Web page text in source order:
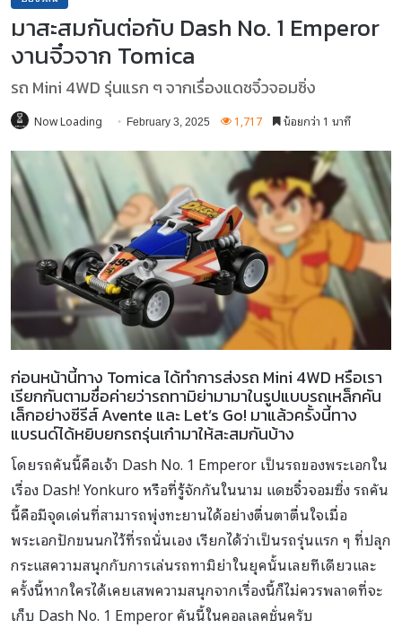
มาสะสมกันต่อกับ Dash No. 1 Emperor
งานจิ๋วจาก Tomica
รถ Mini 4WD รุ่นแรก ๆ จากเรื่องแดชจิ๋วจอมซิ่ง
Now Loading February 3, 2025 1,717 น้อยกว่า 1 นาที
ก่อนหน้านี้ทาง Tomica ได้ทำการส่งรถ Mini 4WD หรือเรา
เรียกกันตามชื่อค่ายว่ารถทามิย่ามามาในรูปแบบรถเหล็กคัน
เล็กอย่างซีรีส์ Avente และ Let’s Go! มาแล้วครั้งนี้ทาง
แบรนด์ได้หยิบยกรถรุ่นเก๋ามาให้สะสมกันบ้าง
โดยรถคันนี้คือเจ้า Dash No. 1 Emperor เป็นรถของพระเอกใน
เรื่อง Dash! Yonkuro หรือที่รู้จักกันในนาม แดชจิ๋วจอมซิ่ง รถคัน
นี้คือมีจุดเด่นที่สามารถพุ่งทะยานได้อย่างตื่นตาตื่นใจเมื่อ
พระเอกปักขนนกไว้ที่รถนั่นเอง เรียกได้ว่าเป็นรถรุ่นแรก ๆ ที่ปลุก
กระแสความสนุกกับการเล่นรถทามิย่าในยุคนั้นเลยทีเดียวและ
ครั้งนี้หากใครได้เคยเสพความสนุกจากเรื่องนี้ก็ไม่ควรพลาดที่จะ
เก็บ Dash No. 1 Emperor คันนี้ในคอลเลคชั่นครับ